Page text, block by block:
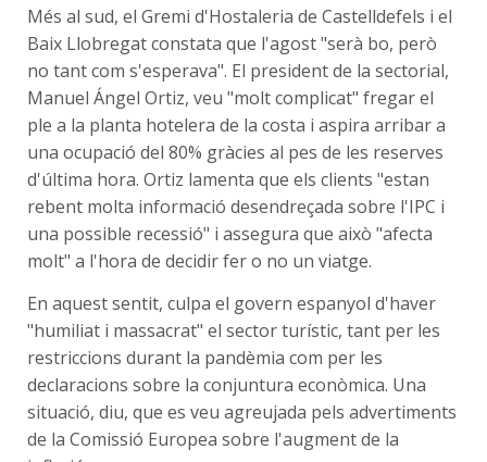
Més al sud, el Gremi d'Hostaleria de Castelldefels i el
Baix Llobregat constata que l'agost "serà bo, però
no tant com s'esperava". El president de la sectorial,
Manuel Ángel Ortiz, veu "molt complicat" fregar el
ple a la planta hotelera de la costa i aspira arribar a
una ocupació del 80% gràcies al pes de les reserves
d'última hora. Ortiz lamenta que els clients "estan
rebent molta informació desendreçada sobre l'IPC i
una possible recessió" i assegura que això "afecta
molt" a l'hora de decidir fer o no un viatge.
En aquest sentit, culpa el govern espanyol d'haver
"humiliat i massacrat" el sector turístic, tant per les
restriccions durant la pandèmia com per les
declaracions sobre la conjuntura econòmica. Una
situació, diu, que es veu agreujada pels advertiments
de la Comissió Europea sobre l'augment de la